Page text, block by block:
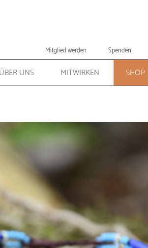
Mitglied werden Spenden
ÜBER UNS MITWIRKEN SHOP